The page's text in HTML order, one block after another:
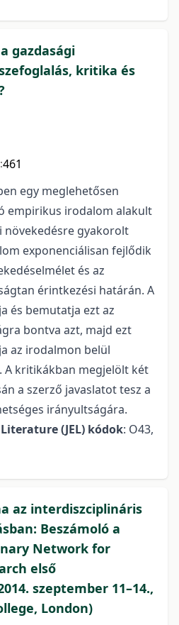
gazdasági
kritika és
461
egy meglehetősen
empirikus irodalom alakult
növekedésre gyakorolt
exponenciálisan fejlődik
és az
érintkezési határán. A
és bemutatja ezt az
bontva azt, majd ezt
az irodalmon belül
kritikákban megjelölt két
a szerző javaslatot tesz a
irányultságára.
(JEL) kódok: O43,
az interdiszciplináris
Beszámoló a
Network for
első
szeptember 11–14.,
London)